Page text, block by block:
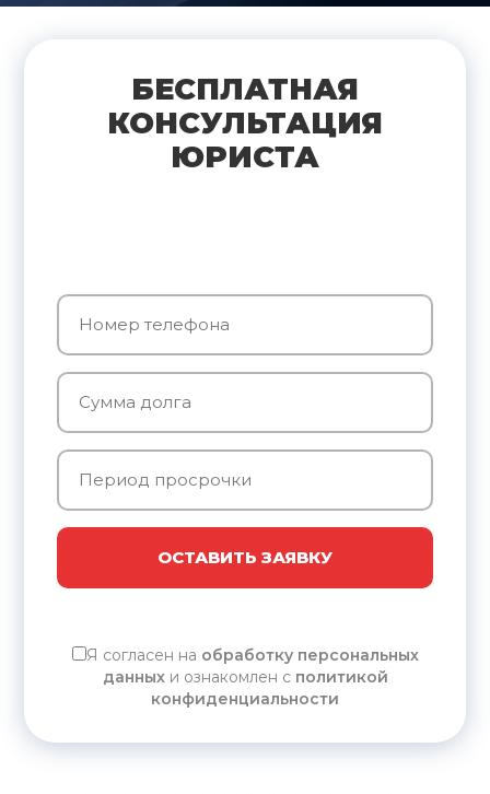
БЕСПЛАТНАЯ
КОНСУЛЬТАЦИЯ
ЮРИСТА
ОСТАВИТЬ ЗАЯВКУ
Я согласен на обработку персональных
данныхи ознакомлен с политикой
конфиденциальности